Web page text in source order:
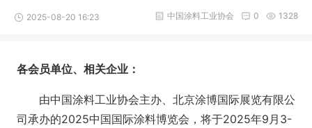
2025-08-20 16:23 1328
0
中国涂料工业协会
各会员单位、相关企业：
由中国涂料工业协会主办、北京涂博国际展览有限公
司承办的2025中国国际涂料博览会，将于2025年9月3-